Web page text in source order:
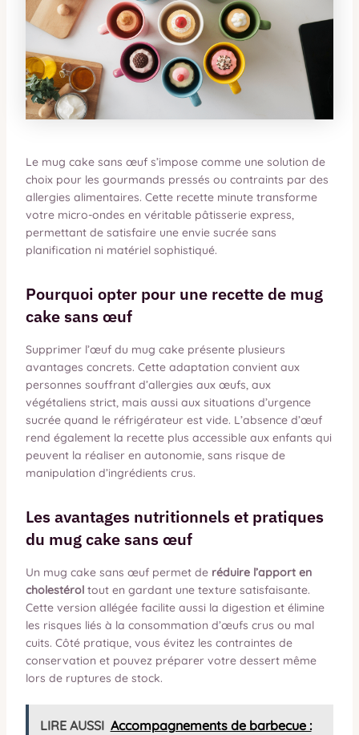
Le mug cake sans œuf s’impose comme une solution de
choix pour les gourmands pressés ou contraints par des
allergies alimentaires. Cette recette minute transforme
votre micro-ondes en véritable pâtisserie express,
permettant de satisfaire une envie sucrée sans
planification ni matériel sophistiqué.
Pourquoi opter pour une recette de mug
cake sans œuf
Supprimer l’œuf du mug cake présente plusieurs
avantages concrets. Cette adaptation convient aux
personnes souffrant d’allergies aux œufs, aux
végétaliens strict, mais aussi aux situations d’urgence
sucrée quand le réfrigérateur est vide. L’absence d’œuf
rend également la recette plus accessible aux enfants qui
peuvent la réaliser en autonomie, sans risque de
manipulation d’ingrédients crus.
Les avantages nutritionnels et pratiques
du mug cake sans œuf
Un mug cake sans œuf permet de réduire l’apport en
cholestéroltout en gardant une texture satisfaisante.
Cette version allégée facilite aussi la digestion et élimine
les risques liés à la consommation d’œufs crus ou mal
cuits. Côté pratique, vous évitez les contraintes de
conservation et pouvez préparer votre dessert même
lors de ruptures de stock.
LIRE AUSSI Accompagnements de barbecue :